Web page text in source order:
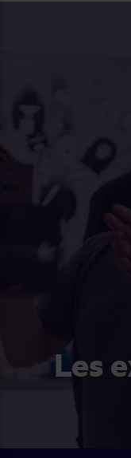
Les experts du volet